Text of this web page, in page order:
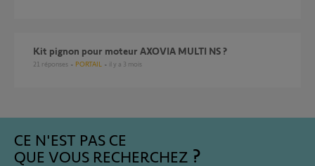
Kit pignon pour moteur AXOVIA MULTI NS ?
21 réponses PORTAIL il y a 3 mois
CE N'EST PAS CE
QUE VOUS RECHERCHEZ